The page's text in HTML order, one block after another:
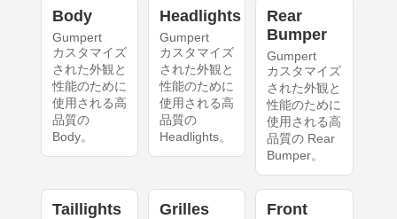
Body
Gumpert
カスタマイズ
された外観と
性能のために
使用される高
品質の
Body。
Headlights
Gumpert
カスタマイズ
された外観と
性能のために
使用される高
品質の
Headlights。
Rear
Bumper
Gumpert
カスタマイズ
された外観と
性能のために
使用される高
品質の Rear
Bumper。
Taillights Grilles Front